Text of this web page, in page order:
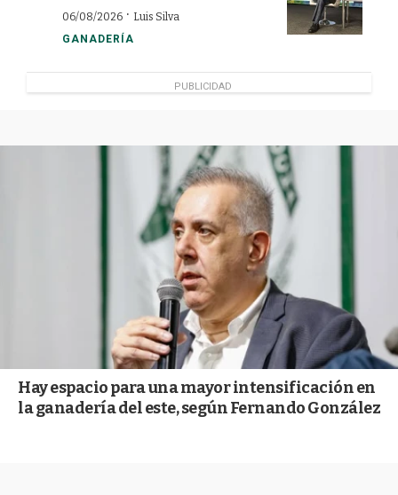
06/08/2026 · Luis Silva
GANADERÍA
PUBLICIDAD
Hay espacio para una mayor intensificación en
la ganadería del este, según Fernando González